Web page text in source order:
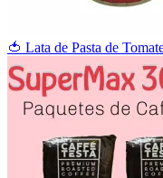
🍅 Lata de Pasta de